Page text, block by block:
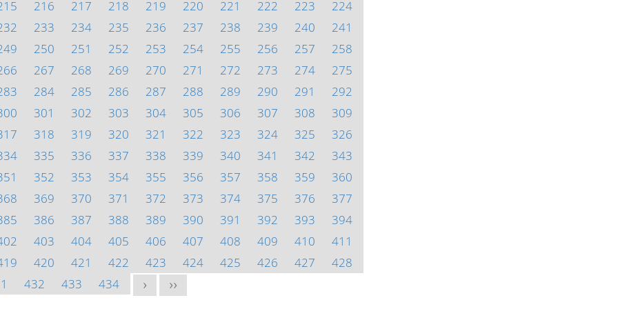
216 217 218 219 220 221 222 223
224
233 234 235 236 237 238 239 240
241
250 251 252 253 254 255 256 257
258
267 268 269 270 271 272 273 274
275
284 285 286 287 288 289 290 291
292
301 302 303 304 305 306 307 308
309
318 319 320 321 322 323 324 325
326
335 336 337 338 339 340 341 342
343
352 353 354 355 356 357 358 359
360
369 370 371 372 373 374 375 376
377
386 387 388 389 390 391 392 393
394
403 404 405 406 407 408 409 410
411
420 421 422 423 424 425 426 427
428
432 433 434 > >>